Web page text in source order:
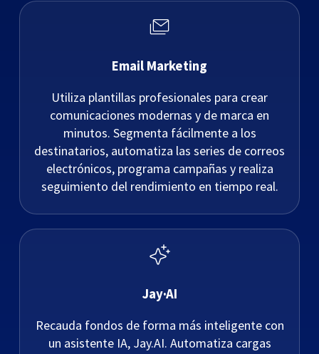
Email Marketing
Utiliza plantillas profesionales para crear
comunicaciones modernas y de marca en
minutos. Segmenta fácilmente a los
destinatarios, automatiza las series de correos
electrónicos, programa campañas y realiza
seguimiento del rendimiento en tiempo real.
Jay·AI
Recauda fondos de forma más inteligente con
un asistente IA, Jay.AI. Automatiza cargas